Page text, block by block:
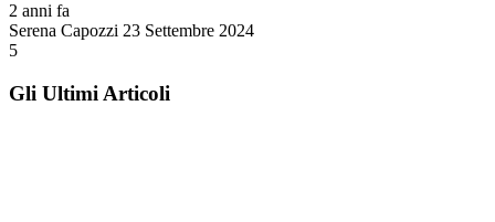
2 anni fa
Serena Capozzi 23 Settembre 2024
5
Gli Ultimi Articoli